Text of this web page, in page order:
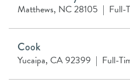
Matthews, NC 28105 | Full-
Cook
Yucaipa, CA 92399 | Full-